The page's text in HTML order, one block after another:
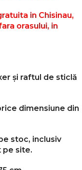
in Chisinau,
orasului, in
și raftul de sticlă
dimensiune din
stoc, inclusiv
pe site.